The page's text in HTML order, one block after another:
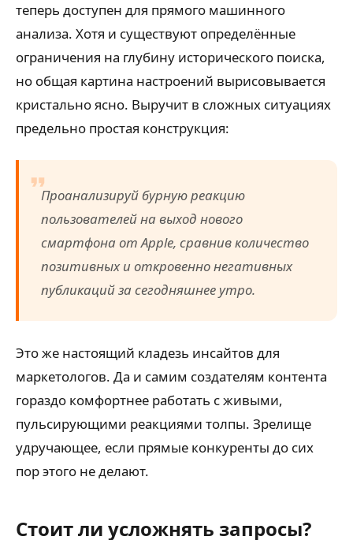
теперь доступен для прямого машинного
анализа. Хотя и существуют определённые
ограничения на глубину исторического поиска,
но общая картина настроений вырисовывается
кристально ясно. Выручит в сложных ситуациях
предельно простая конструкция:
Проанализируй бурную реакцию
пользователей на выход нового
смартфона отApple, сравнив количество
позитивных и откровенно негативных
публикаций за сегодняшнее утро.
Это же настоящий кладезь инсайтов для
маркетологов. Да и самим создателям контента
гораздо комфортнее работать с живыми,
пульсирующими реакциями толпы. Зрелище
удручающее, если прямые конкуренты до сих
пор этого не делают.
Стоит ли усложнять запросы?